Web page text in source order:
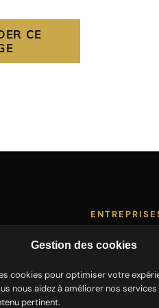
Gestion des cookies
cookies pour optimiser votre
nous aidez à améliorer nos services
pertinent.
CE
Cartes de vœux
Team building